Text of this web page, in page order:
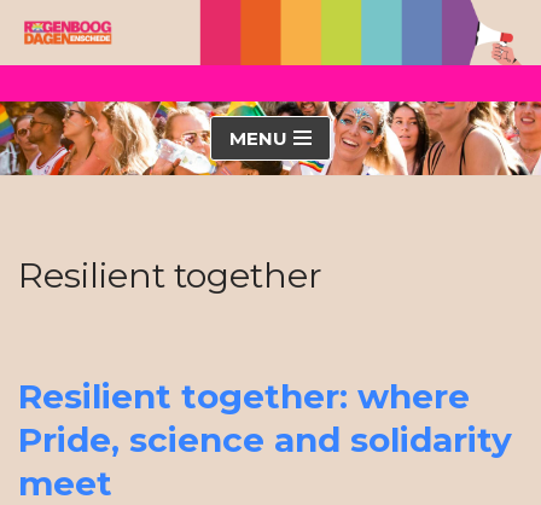
Ga
naar
de
inhoud
MENU
Resilient together
Resilient together: where
Pride, science and solidarity
meet